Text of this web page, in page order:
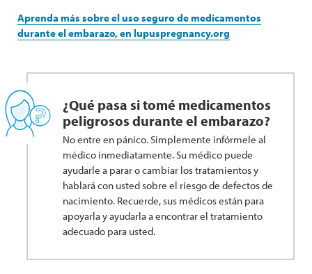
Aprenda más sobre el uso seguro de medicamentos
durante el embarazo, en lupuspregnancy.org
¿Qué pasa si tomé medicamentos
peligrosos durante el embarazo?
No entre en pánico. Simplemente infórmele al
médico inmediatamente. Su médico puede
ayudarle a parar o cambiar los tratamientos y
hablará con usted sobre el riesgo de defectos de
nacimiento. Recuerde, sus médicos están para
apoyarla y ayudarla a encontrar el tratamiento
adecuado para usted.